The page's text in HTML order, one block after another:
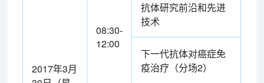
2017年3月
08:30-
12:00
抗体研究前沿和先进
技术
下一代抗体对癌症免
疫治疗（分场2）